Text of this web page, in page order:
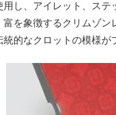
用し、アイレット、ス
富を象徴するクリムゾ
統的なクロットの模様が